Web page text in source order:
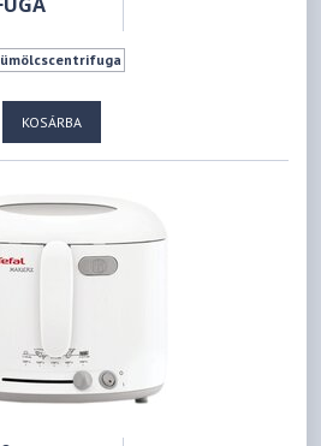
KOSÁRBA